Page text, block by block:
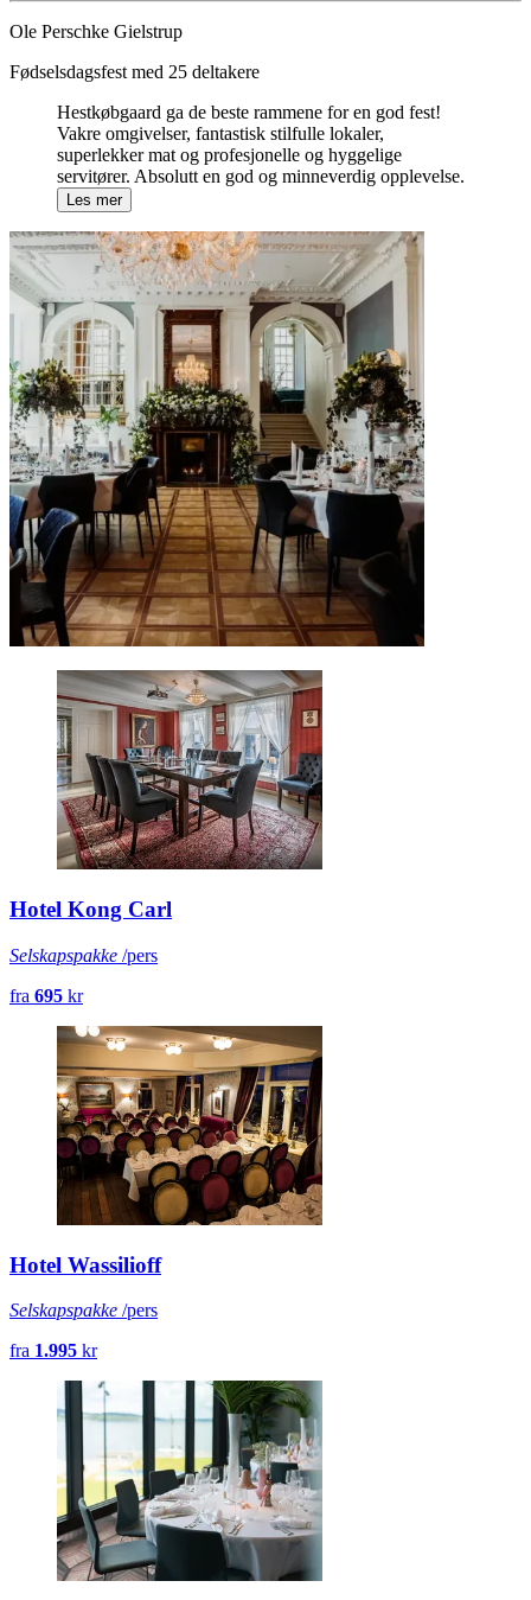
Ole Perschke Gielstrup
Fødselsdagsfest med 25 deltakere
Hestkøbgaard ga de beste rammene for en god fest!
Vakre omgivelser, fantastisk stilfulle lokaler,
superlekker mat og profesjonelle og hyggelige
servitører. Absolutt en god og minneverdig opplevelse.
Les mer
Hotel Kong Carl
Selskapspakke /pers
fra 695 kr
Hotel Wassilioff
Selskapspakke /pers
fra 1.995 kr